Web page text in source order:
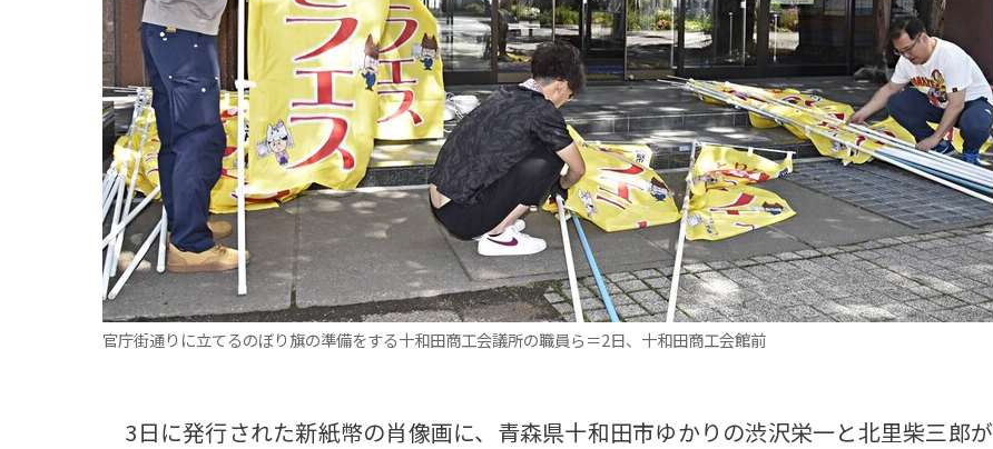
官庁街通りに立てるのぼり旗の準備をする十和田商工会議所の職員ら＝2日、十和田商工会館前
3日に発行された新紙幣の肖像画に、青森県十和田市ゆかりの渋沢栄一と北里柴三郎が
まつり・イベント
おみやげ・特産
道の駅・産直
アウトドア・レジャー
ご当地グルメ